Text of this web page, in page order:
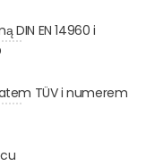
DIN EN 14960 i
TÜV i numerem